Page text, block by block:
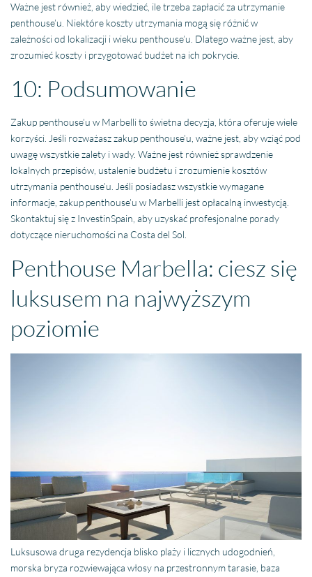
Ważne jest również, aby wiedzieć, ile trzeba zapłacić za utrzymanie
penthouse’u. Niektóre koszty utrzymania mogą się różnić w
zależności od lokalizacji i wieku penthouse’u. Dlatego ważne jest, aby
zrozumieć koszty i przygotować budżet na ich pokrycie.
10: Podsumowanie
Zakup penthouse’u w Marbelli to świetna decyzja, która oferuje wiele
korzyści. Jeśli rozważasz zakup penthouse’u, ważne jest, aby wziąć pod
uwagę wszystkie zalety i wady. Ważne jest również sprawdzenie
lokalnych przepisów, ustalenie budżetu i zrozumienie kosztów
utrzymania penthouse’u. Jeśli posiadasz wszystkie wymagane
informacje, zakup penthouse’u w Marbelli jest opłacalną inwestycją.
Skontaktuj się z InvestinSpain, aby uzyskać profesjonalne porady
dotyczące nieruchomości na Costa del Sol.
Penthouse Marbella: ciesz się
luksusem na najwyższym
poziomie
Luksusowa druga rezydencja blisko plaży i licznych udogodnień,
morska bryza rozwiewająca włosy na przestronnym tarasie, baza